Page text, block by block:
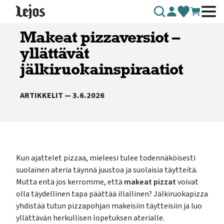
Siirry sisältöön
Makeat pizzaversiot –
yllättävät
jälkiruokainspiraatiot
ARTIKKELIT — 3.6.2026
Kun ajattelet pizzaa, mieleesi tulee todennäköisesti
suolainen ateria täynnä juustoa ja suolaisia täytteitä.
Mutta entä jos kerromme, että makeat pizzatvoivat
olla täydellinen tapa päättää illallinen? Jälkiruokapizza
yhdistää tutun pizzapohjan makeisiin täytteisiin ja luo
yllättävän herkullisen lopetuksen aterialle.